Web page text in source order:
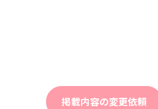
掲載内容の変更依頼